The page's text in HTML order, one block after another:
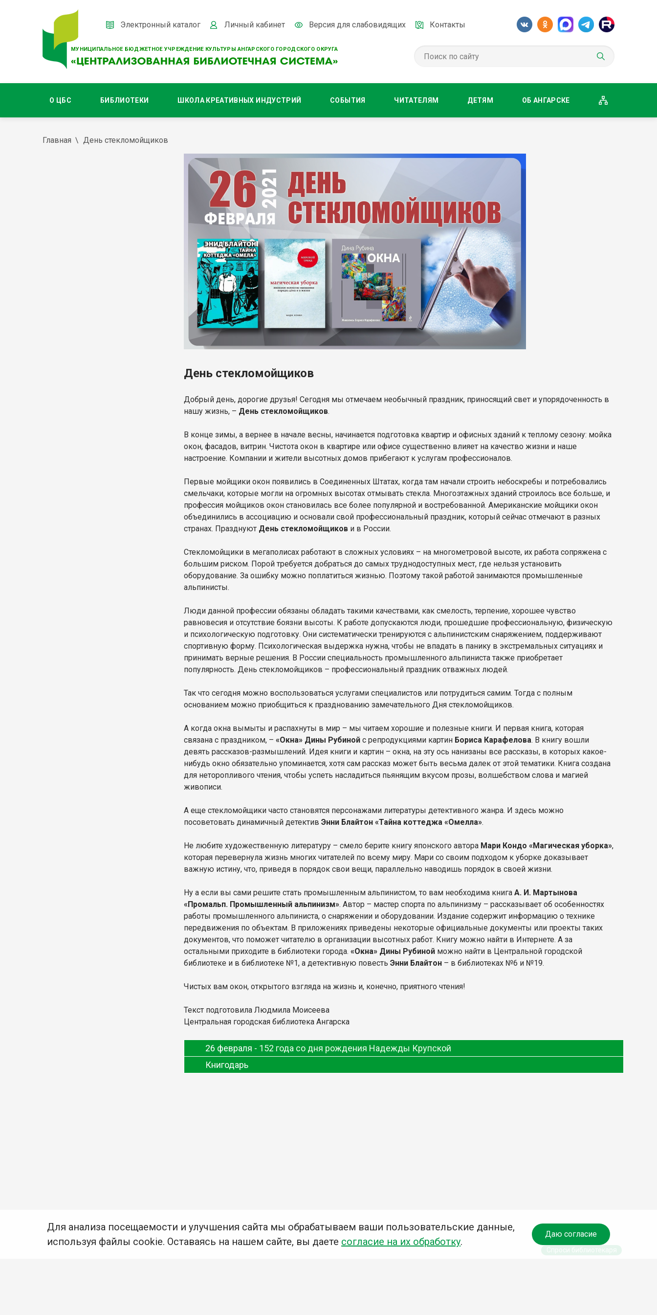
МУНИЦИПАЛЬНОЕ БЮДЖЕТНОЕ УЧРЕЖДЕНИЕ КУЛЬТУРЫ АНГАРСКОГО ГОРОДСКОГО ОКРУГА
Электронный каталог Личный кабинет Версия для слабовидящих Контакты
О ЦБС БИБЛИОТЕКИ ШКОЛА КРЕАТИВНЫХ ИНДУСТРИЙ СОБЫТИЯ ЧИТАТЕЛЯМ ДЕТЯМ ОБ АНГАРСКЕ
Главная День стекломойщиков
День стекломойщиков
Добрый день, дорогие друзья! Сегодня мы отмечаем необычный праздник, приносящий свет и упорядоченность в
нашу жизнь, – День стекломойщиков.
В конце зимы, а вернее в начале весны, начинается подготовка квартир и офисных зданий к теплому сезону: мойка
окон, фасадов, витрин. Чистота окон в квартире или офисе существенно влияет на качество жизни и наше
настроение. Компании и жители высотных домов прибегают к услугам профессионалов.
Первые мойщики окон появились в Соединенных Штатах, когда там начали строить небоскребы и потребовались
смельчаки, которые могли на огромных высотах отмывать стекла. Многоэтажных зданий строилось все больше, и
профессия мойщиков окон становилась все более популярной и востребованной. Американские мойщики окон
объединились в ассоциацию и основали свой профессиональный праздник, который сейчас отмечают в разных
странах. Празднуют День стекломойщиков и в России.
Стекломойщики в мегаполисах работают в сложных условиях – на многометровой высоте, их работа сопряжена с
большим риском. Порой требуется добраться до самых труднодоступных мест, где нельзя установить
оборудование. За ошибку можно поплатиться жизнью. Поэтому такой работой занимаются промышленные
альпинисты.
Люди данной профессии обязаны обладать такими качествами, как смелость, терпение, хорошее чувство
равновесия и отсутствие боязни высоты. К работе допускаются люди, прошедшие профессиональную, физическую
и психологическую подготовку. Они систематически тренируются с альпинистским снаряжением, поддерживают
спортивную форму. Психологическая выдержка нужна, чтобы не впадать в панику в экстремальных ситуациях и
принимать верные решения. В России специальность промышленного альпиниста также приобретает
популярность. День стекломойщиков – профессиональный праздник отважных людей.
Так что сегодня можно воспользоваться услугами специалистов или потрудиться самим. Тогда с полным
основанием можно приобщиться к празднованию замечательного Дня стекломойщиков.
А когда окна вымыты и распахнуты в мир – мы читаем хорошие и полезные книги. И первая книга, которая
связана с праздником, –«Окна» Дины Рубинойс репродукциями картин Бориса Карафелова. В книгу вошли
девять рассказов-размышлений. Идея книги и картин – окна, на эту ось нанизаны все рассказы, в которых какое-
нибудь окно обязательно упоминается, хотя сам рассказ может быть весьма далек от этой тематики. Книга создана
для неторопливого чтения, чтобы успеть насладиться пьянящим вкусом прозы, волшебством слова и магией
живописи.
А еще стекломойщики часто становятся персонажами литературы детективного жанра. И здесь можно
посоветовать динамичный детективЭнни Блайтон «Тайна коттеджа «Омелла».
Не любите художественную литературу – смело берите книгу японского автора Мари Кондо «Магическая уборка»,
которая перевернула жизнь многих читателей по всему миру. Мари со своим подходом к уборке доказывает
важную истину, что, приведя в порядок свои вещи, параллельно наводишь порядок в своей жизни.
Ну а если вы сами решите стать промышленным альпинистом, то вам необходима книга А. И. Мартынова
«Промальп. Промышленный альпинизм». Автор – мастер спорта по альпинизму – рассказывает об особенностях
работы промышленного альпиниста, о снаряжении и оборудовании. Издание содержит информацию о технике
передвижения по объектам. В приложениях приведены некоторые официальные документы или проекты таких
документов, что поможет читателю в организации высотных работ. Книгу можно найти в Интернете. А за
остальными приходите в библиотеки города.«Окна» Дины Рубиной можно найти в Центральной городской
библиотеке и в библиотеке №1, а детективную повестьЭнни Блайтон – в библиотеках №6 и №19.
Чистых вам окон, открытого взгляда на жизнь и, конечно, приятного чтения!
Текст подготовила Людмила Моисеева
Центральная городская библиотека Ангарска
26 февраля - 152 года со дня рождения Надежды Крупской
Книгодарь
Для анализа посещаемости и улучшения сайта мы обрабатываем ваши пользовательские данные,
используя файлы cookie. Оставаясь на нашем сайте, вы даете согласие на их обработку.
Даю согласие
Спроси библиотекаря